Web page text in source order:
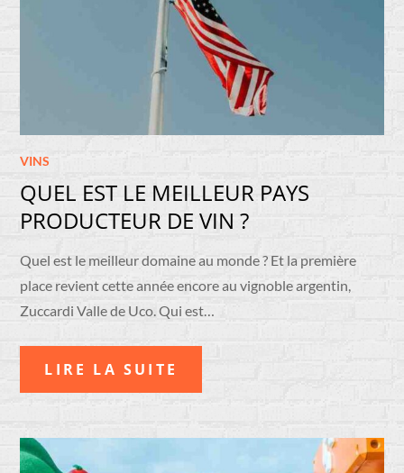
VINS
QUEL EST LE MEILLEUR PAYS
PRODUCTEUR DE VIN ?
Quel est le meilleur domaine au monde ? Et la première
place revient cette année encore au vignoble argentin,
Zuccardi Valle de Uco. Qui est…
LIRE LA SUITE